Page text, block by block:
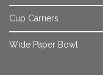
Cup Carriers
Wide Paper Bowl